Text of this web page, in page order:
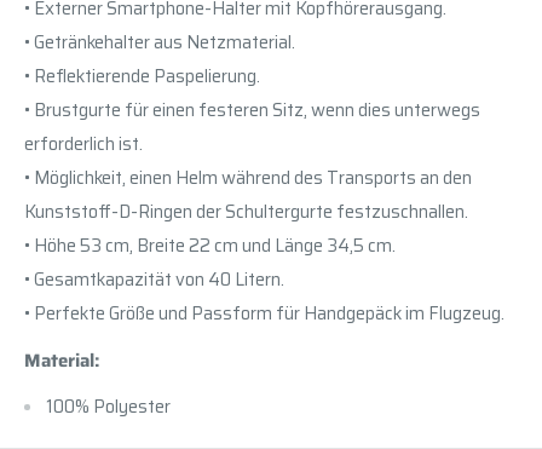
• Externer Smartphone-Halter mit Kopfhörerausgang.
• Getränkehalter aus Netzmaterial.
• Reflektierende Paspelierung.
• Brustgurte für einen festeren Sitz, wenn dies unterwegs
erforderlich ist.
• Möglichkeit, einen Helm während des Transports an den
Kunststoff-D-Ringen der Schultergurte festzuschnallen.
• Höhe 53 cm, Breite 22 cm und Länge 34,5 cm.
• Gesamtkapazität von 40 Litern.
• Perfekte Größe und Passform für Handgepäck im Flugzeug.
Material:
100% Polyester